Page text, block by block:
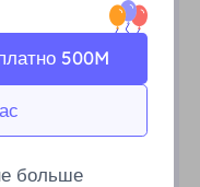
500M
больше